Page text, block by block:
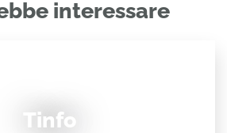
interessare
Tinfo